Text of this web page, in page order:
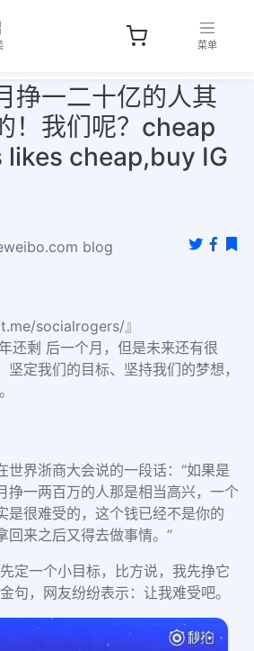
菜单
挣一二十亿的人其
！我们呢？cheap
likes cheap,buy IG
blog
socialrogers/』
还剩 后一个月，但是未来还有很
定我们的目标、坚持我们的梦想，
。
世界浙商大会说的一段话：“如果是
挣一两百万的人那是相当高兴，一个
是很难受的，这个钱已经不是你的
来之后又得去做事情。 ”
定一个小目标，比方说，我先挣它
句， 网友纷纷表示：让我难受吧。